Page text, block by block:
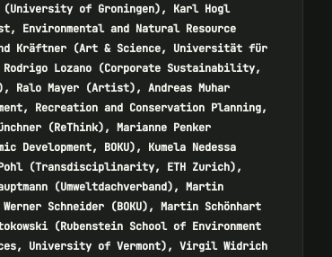
(University of Groningen), Karl Hogl
Environmental and Natural Resource
Kräftner (Art & Science, Universität für
Rodrigo Lozano (Corporate Sustainability,
Ralo Mayer (Artist), Andreas Muhar
Recreation and Conservation Planning,
(ReThink), Marianne Penker
Development, BOKU), Kumela Nedessa
(Transdisciplinarity, ETH Zurich),
(Umweltdachverband), Martin
Schneider (BOKU), Martin Schönhart
(Rubenstein School of Environment
University of Vermont), Virgil Widrich